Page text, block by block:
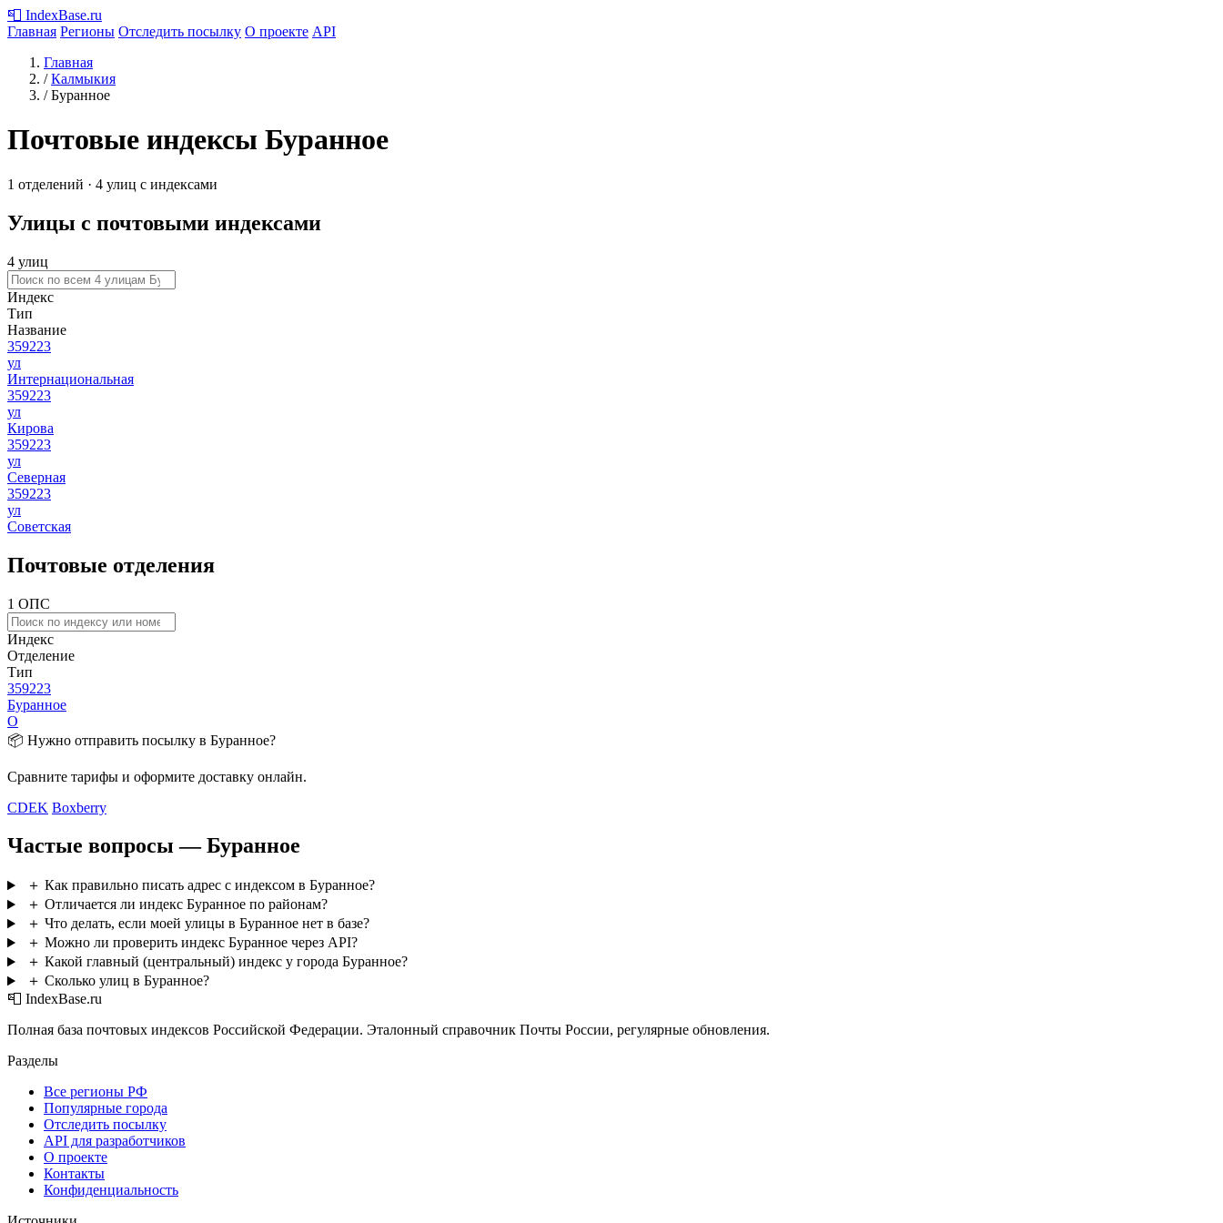
📮 IndexBase.ru
Главная Регионы Отследить посылку О проекте API
Главная
/ Калмыкия
/ Буранное
Почтовые индексы Буранное
1 отделений · 4 улиц с индексами
Улицы с почтовыми индексами
4 улиц
Индекс
Тип
Название
359223
ул
Интернациональная
359223
ул
Кирова
359223
ул
Северная
359223
ул
Советская
Почтовые отделения
1 ОПС
Индекс
Отделение
Тип
359223
Буранное
О
📦 Нужно отправить посылку в Буранное?
Сравните тарифы и оформите доставку онлайн.
CDEK Boxberry
Частые вопросы — Буранное
＋ Как правильно писать адрес с индексом в Буранное?
＋ Отличается ли индекс Буранное по районам?
＋ Что делать, если моей улицы в Буранное нет в базе?
＋ Можно ли проверить индекс Буранное через API?
＋ Какой главный (центральный) индекс у города Буранное?
＋ Сколько улиц в Буранное?
📮 IndexBase.ru
Полная база почтовых индексов Российской Федерации. Эталонный справочник Почты России, регулярные обновления.
Разделы
Все регионы РФ
Популярные города
Отследить посылку
API для разработчиков
О проекте
Контакты
Конфиденциальность